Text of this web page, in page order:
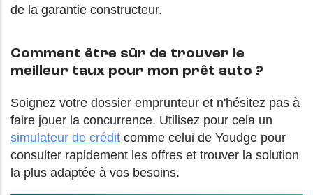
de la garantie constructeur.
Comment être sûr de trouver le
meilleur taux pour mon prêt auto ?
Soignez votre dossier emprunteur et n'hésitez pas à
faire jouer la concurrence. Utilisez pour cela un
simulateur de crédit comme celui de Youdge pour
consulter rapidement les offres et trouver la solution
la plus adaptée à vos besoins.